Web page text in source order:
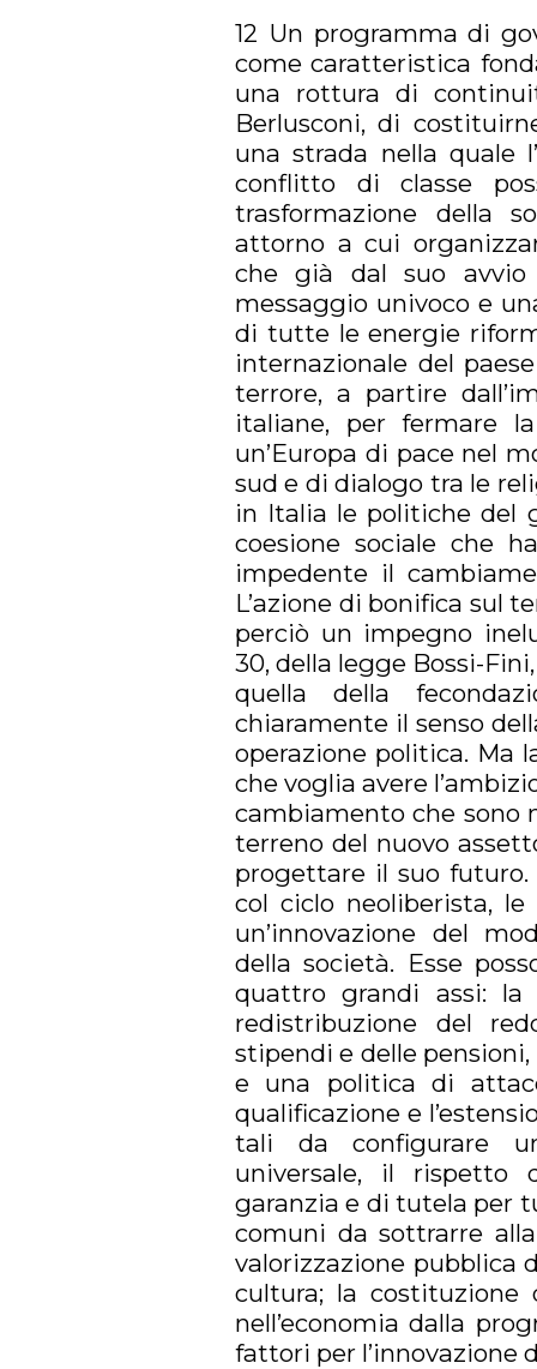
12 Un programma di
come caratteristica
una rottura di
Berlusconi, di
una strada nella quale
conflitto di classe
trasformazione della
attorno a cui
che già dal suo
messaggio univoco e
di tutte le energie
internazionale del
terrore, a partire
italiane, per fermare
un’Europa di pace nel
sud e di dialogo tra le
in Italia le politiche del
coesione sociale che
impedente il
L’azione di bonifica sul
perciò un impegno
30, della legge Bossi-
quella della
chiaramente il senso
operazione politica. Ma
che voglia avere
cambiamento che sono
terreno del nuovo
progettare il suo
col ciclo neoliberista,
un’innovazione del
della società. Esse
quattro grandi assi: la
redistribuzione del
stipendi e delle
e una politica di
qualificazione e
tali da configurare
universale, il rispetto
garanzia e di tutela per
comuni da sottrarre
valorizzazione pubblica
cultura; la
nell’economia dalla
fattori per l’innovazione